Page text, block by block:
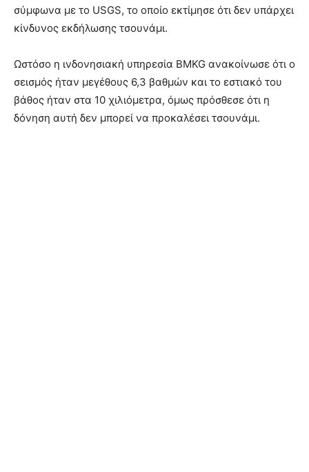
σύμφωνα με το USGS, το οποίο εκτίμησε ότι δεν υπάρχει
κίνδυνος εκδήλωσης τσουνάμι.
Ωστόσο η ινδονησιακή υπηρεσία BMKG ανακοίνωσε ότι ο
σεισμός ήταν μεγέθους 6,3 βαθμών και το εστιακό του
βάθος ήταν στα 10 χιλιόμετρα, όμως πρόσθεσε ότι η
δόνηση αυτή δεν μπορεί να προκαλέσει τσουνάμι.